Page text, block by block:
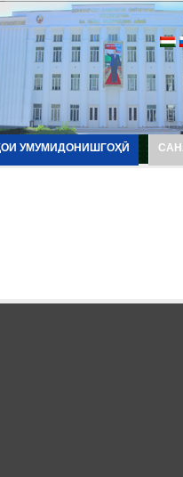
УМУМИДОНИШГОҲӢ